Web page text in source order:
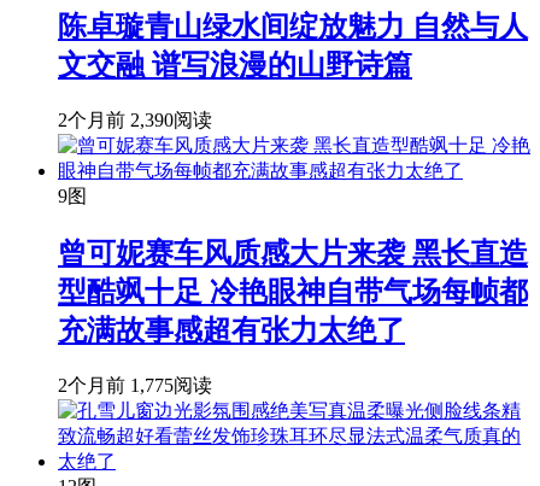
陈卓璇青山绿水间绽放魅力 自然与人
文交融 谱写浪漫的山野诗篇
2个月前 2,390阅读
9图
曾可妮赛车风质感大片来袭 黑长直造
型酷飒十足 冷艳眼神自带气场每帧都
充满故事感超有张力太绝了
2个月前 1,775阅读